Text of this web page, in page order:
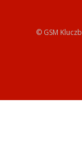
© GSM